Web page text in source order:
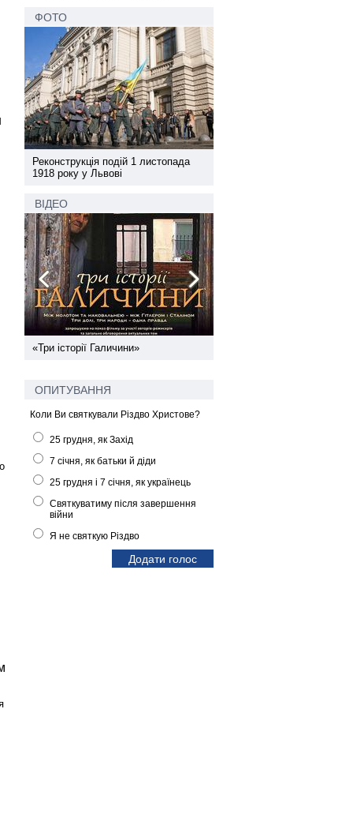
ФОТО
Реконструкція подій 1 листопада
1918 року у Львові
ВІДЕО
«Три історії Галичини»
ОПИТУВАННЯ
Коли Ви святкували Різдво Христове?
25 грудня, як Захід
7 січня, як батьки й діди
25 грудня і 7 січня, як українець
Святкуватиму після завершення
війни
Я не святкую Різдво